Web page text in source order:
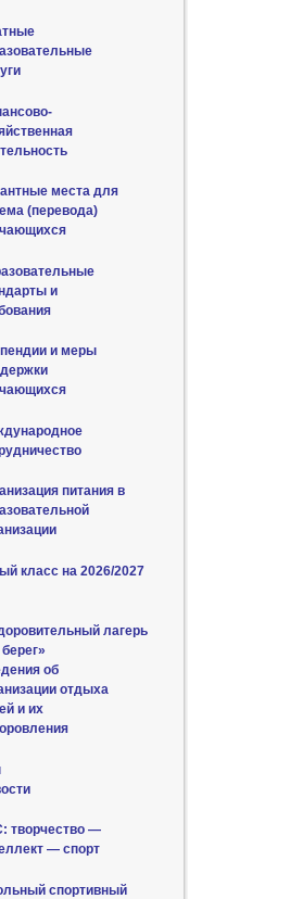
места для
(перевода)
и
и меры
питания в
класс на 2026/2027
лагерь
об
отдыха
и их
творчество —
— спорт
спортивный